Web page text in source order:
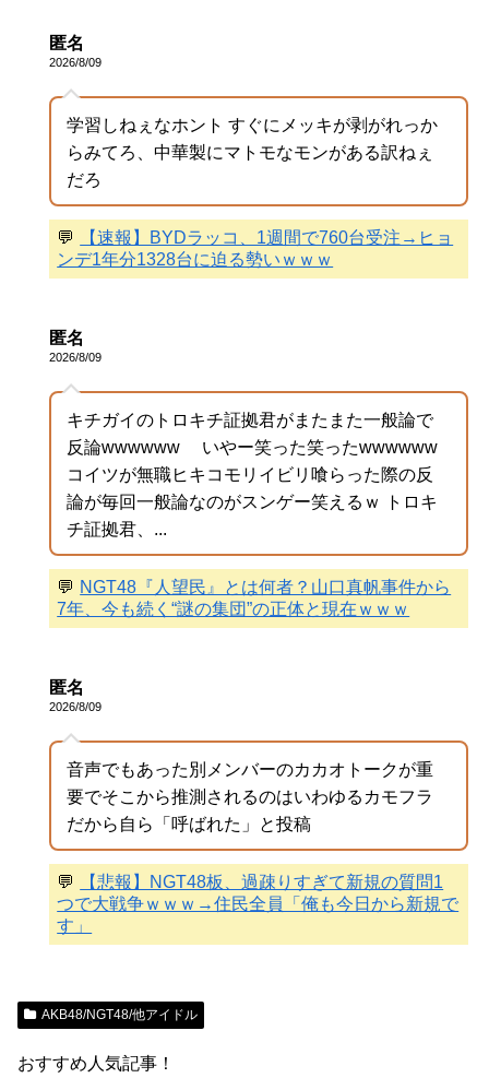
匿名
2026/8/09
学習しねぇなホント すぐにメッキが剥がれっか
らみてろ、中華製にマトモなモンがある訳ねぇ
だろ
💬
【速報】BYDラッコ、1週間で760台受注→ヒョ
ンデ1年分1328台に迫る勢いｗｗｗ
匿名
2026/8/09
キチガイのトロキチ証拠君がまたまた一般論で
反論wwwwww いやー笑った笑ったwwwwww
コイツが無職ヒキコモリイビリ喰らった際の反
論が毎回一般論なのがスンゲー笑えるｗ トロキ
チ証拠君、...
💬 NGT48『人望民』とは何者？山口真帆事件から
7年、今も続く“謎の集団”の正体と現在ｗｗｗ
匿名
2026/8/09
音声でもあった別メンバーのカカオトークが重
要でそこから推測されるのはいわゆるカモフラ
だから自ら「呼ばれた」と投稿
💬
【悲報】NGT48板、過疎りすぎて新規の質問1
つで大戦争ｗｗｗ→住民全員「俺も今日から新規で
す」
AKB48/NGT48/他アイドル
おすすめ人気記事！